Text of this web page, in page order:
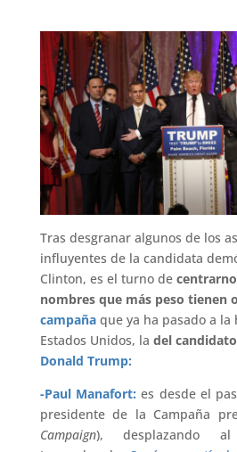
Tras desgranar algunos de los
influyentes de la candidata
Clinton, es el turno de
nombres que más peso tienen
campañaque ya ha pasado a la
Estados Unidos, la del
Donald Trump:
-Paul Manafort: es desde el
presidente de la Campaña
Campaign), desplazando al